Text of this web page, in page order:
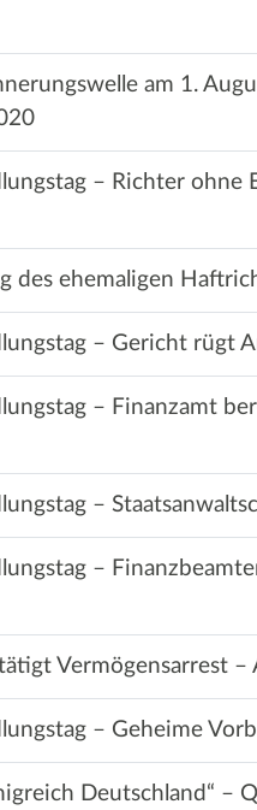
am 1.
– Richter ohne
des ehemaligen
– Gericht rügt
– Finanzamt
–
–
Vermögensarrest
– Geheime
Deutschland“ –